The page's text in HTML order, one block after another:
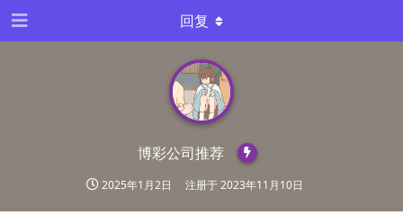
博彩公司推荐
2025年1月2日 注册于2023年11月10日
回复